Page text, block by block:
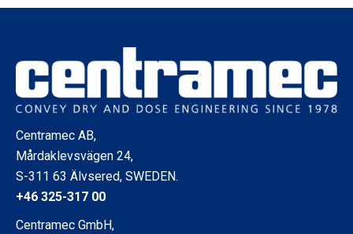
Centramec AB,
Mårdaklevsvägen 24,
S-311 63 Älvsered, SWEDEN.
+46 325-317 00
Centramec GmbH,